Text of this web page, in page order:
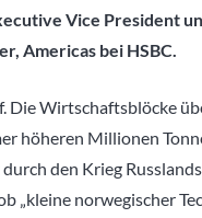
Vice President
Americas bei HSBC.
Die Wirtschaftsblöcke
höheren Millionen
den Krieg
„kleine norwegischer